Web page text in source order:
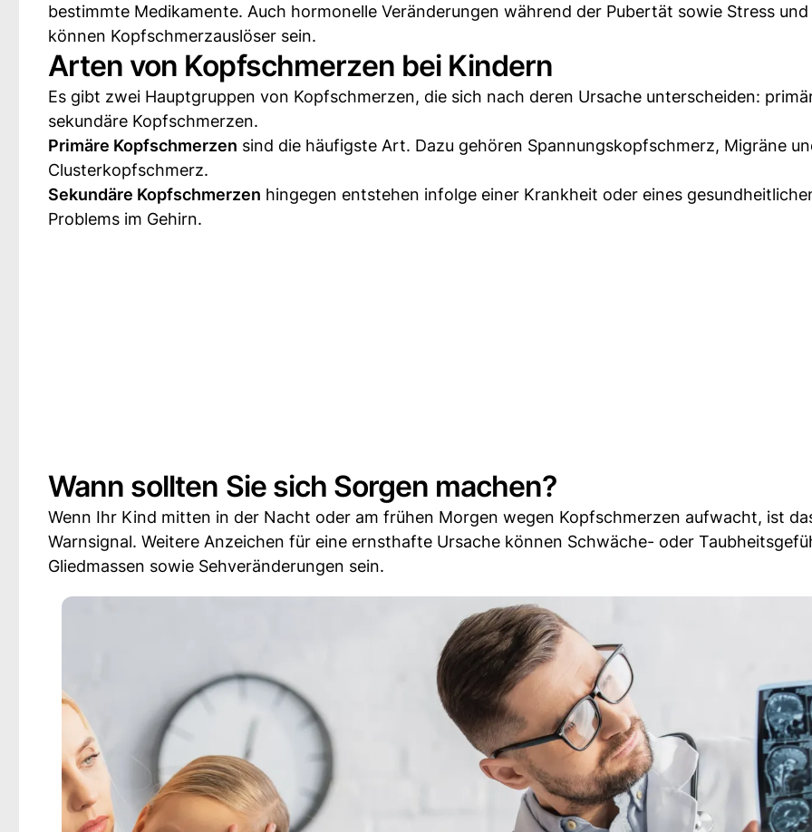
bestimmte Medikamente. Auch hormonelle Veränderungen während der Pubertät sowie Stress
können Kopfschmerzauslöser sein.
Arten von Kopfschmerzen bei Kindern
Es gibt zwei Hauptgruppen von Kopfschmerzen, die sich nach deren Ursache unterscheiden:
sekundäre Kopfschmerzen.
Primäre Kopfschmerzen sind die häufigste Art. Dazu gehören Spannungskopfschmerz, Migräne
Clusterkopfschmerz.
Sekundäre Kopfschmerzen hingegen entstehen infolge einer Krankheit oder eines
Problems im Gehirn.
Wann sollten Sie sich Sorgen machen?
Wenn Ihr Kind mitten in der Nacht oder am frühen Morgen wegen Kopfschmerzen aufwacht, ist
Warnsignal. Weitere Anzeichen für eine ernsthafte Ursache können Schwäche- oder
Gliedmassen sowie Sehveränderungen sein.